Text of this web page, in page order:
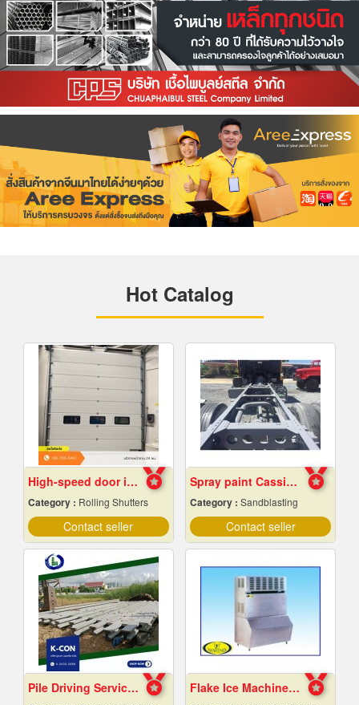
Hot Catalog
High-speed door installation contractor
Category : Rolling Shutters
Contact seller
Spray paint Cassie cars, Chonburi
Category : Sandblasting
Contact seller
Pile Driving Services, Samut Prakan - Affordable Prices Flake Ice Machine, Chiang Mai Frame